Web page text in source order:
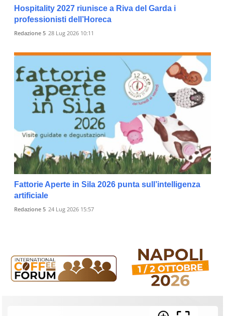
Hospitality 2027 riunisce a Riva del Garda i
professionisti dell’Horeca
Redazione 5 28 Lug 2026 10:11
Fattorie Aperte in Sila 2026 punta sull’intelligenza
artificiale
Redazione 5 24 Lug 2026 15:57